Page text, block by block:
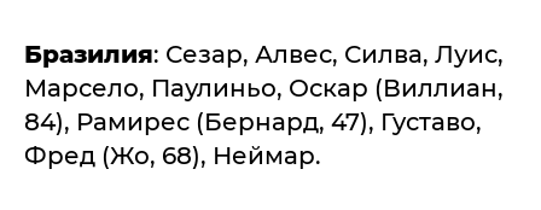
Бразилия: Сезар, Алвес, Силва, Луис,
Марсело, Паулиньо, Оскар (Виллиан,
84), Рамирес (Бернард, 47), Густаво,
Фред (Жо, 68), Неймар.